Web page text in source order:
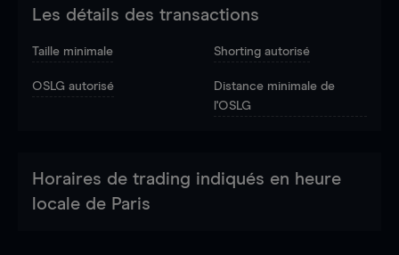
Les détails des transactions
Taille minimale Shorting autorisé
OSLG autorisé
Distance minimale de
l'OSLG
Horaires de trading indiqués en heure
locale de Paris